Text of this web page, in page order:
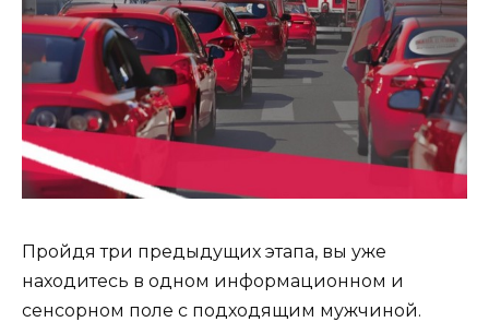
Пройдя три предыдущих этапа, вы уже
находитесь в одном информационном и
сенсорном поле с подходящим мужчиной.